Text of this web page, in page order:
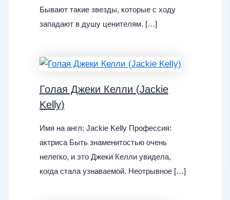
Бывают такие звезды, которые с ходу
западают в душу ценителям. […]
Голая Джеки Келли (Jackie
Kelly)
Имя на англ: Jackie Kelly Профессия:
актриса Быть знаменитостью очень
нелегко, и это Джеки Келли увидела,
когда стала узнаваемой. Неотрывное […]